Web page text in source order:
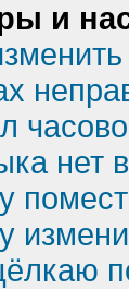
и
нет